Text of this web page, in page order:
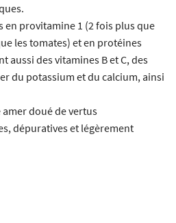
en provitamine 1 (2 fois plus que
les tomates) et en protéines
aussi des vitamines B et C, des
du potassium et du calcium, ainsi
doué de vertus
dépuratives et légèrement